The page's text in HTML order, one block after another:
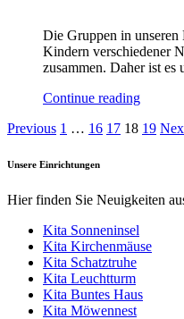
Die Gruppen in unseren
Kindern verschiedener
zusammen. Daher ist es
Continue reading
Previous 1 … 16 17 18 19
Unsere Einrichtungen
Hier finden Sie Neuigkeiten
Kita Sonneninsel
Kita Kirchenmäuse
Kita Schatztruhe
Kita Leuchtturm
Kita Buntes Haus
Kita Möwennest